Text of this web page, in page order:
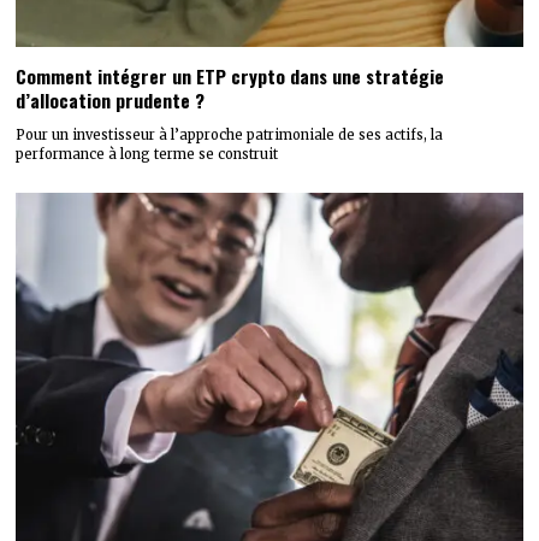
Comment intégrer un ETP crypto dans une stratégie
d’allocation prudente ?
Pour un investisseur à l’approche patrimoniale de ses actifs, la
performance à long terme se construit